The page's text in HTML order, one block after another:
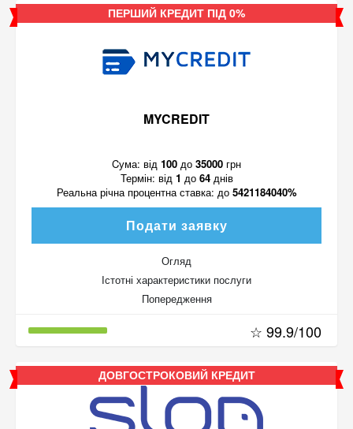
ПЕРШИЙ КРЕДИТ ПІД 0%
MYCREDIT
Cума: від 100 до 35000 грн
Термін: від 1 до 64днів
Реальна річна процентна ставка: до 5421184040%
Подати заявку
Огляд
Істотні характеристики послуги
Попередження
☆ 99.9/100
ДОВГОСТРОКОВИЙ КРЕДИТ